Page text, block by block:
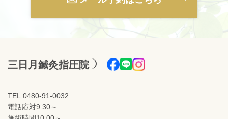
三日月鍼灸指圧院
TEL:0480-91-0032
電話応対9:30～